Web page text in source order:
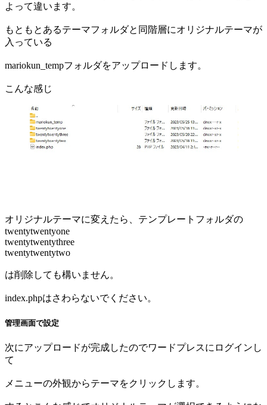
よって違います。
もともとあるテーマフォルダと同階層にオリジナルテーマが
入っている
mariokun_tempフォルダをアップロードします。
こんな感じ
オリジナルテーマに変えたら、テンプレートフォルダの
twentytwentyone
twentytwentythree
twentytwentytwo
は削除しても構いません。
index.phpはさわらないでください。
管理画面で設定
次にアップロードが完成したのでワードプレスにログインし
て
メニューの外観からテーマをクリックします。